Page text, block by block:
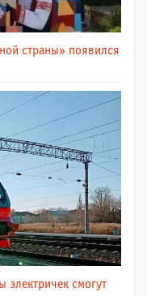
страны» появился
электричек смогут